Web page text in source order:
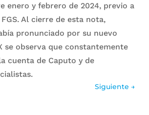
enero y febrero de 2024, previo a
Al cierre de esta nota,
pronunciado por su nuevo
se observa que constantemente
cuenta de Caputo y de
Siguiente →